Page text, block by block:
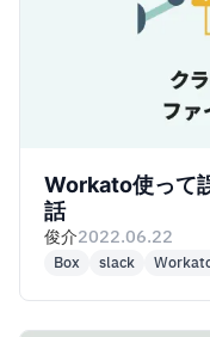
Workato使って
話
俊介2022.06.22
Box slack